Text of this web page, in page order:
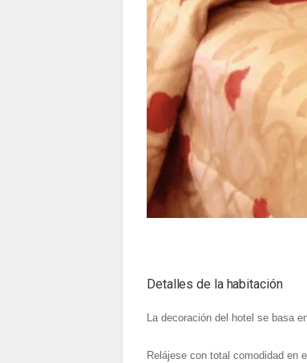
Detalles de la habitación
La decoración del hotel se basa
Relájese con total comodidad en